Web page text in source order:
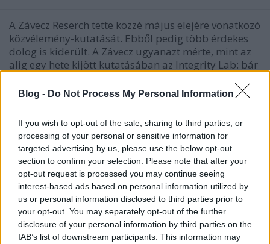
Blog - Do Not Process My Personal Information
If you wish to opt-out of the sale, sharing to third parties, or
processing of your personal or sensitive information for
targeted advertising by us, please use the below opt-out
section to confirm your selection. Please note that after your
opt-out request is processed you may continue seeing
interest-based ads based on personal information utilized by
us or personal information disclosed to third parties prior to
your opt-out. You may separately opt-out of the further
disclosure of your personal information by third parties on the
IAB’s list of downstream participants. This information may
A Závecz Reserch tette közzé május elejére vonatkozó
közvélemény-kutatását. Ebből pedig több érdekes
dolog is kiderült. A Závecz ugyanazt mérte, mint az
alig egy hete kijött kutatásában az Integrity Lab: bár
de Budapesten nagyot zuhant a kormánypárt,…